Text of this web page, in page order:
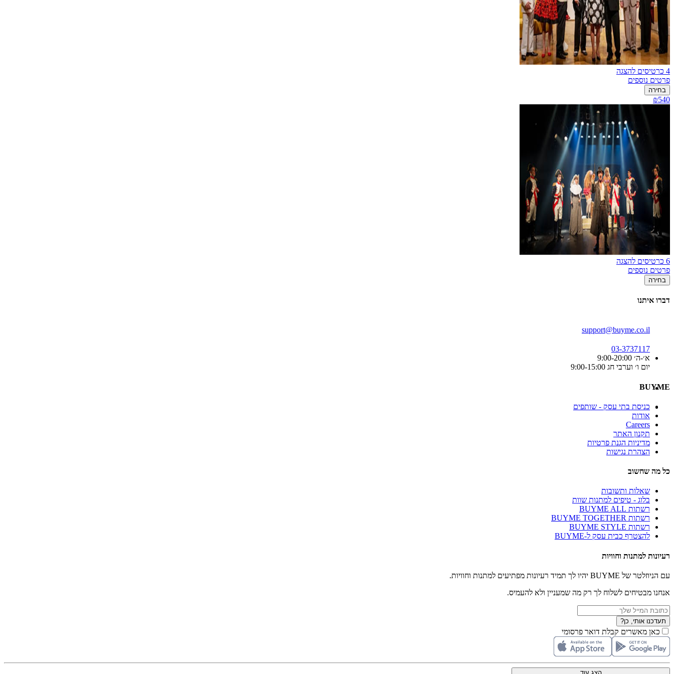
4 כרטיסים להצגה
פרטים נוספים
בחירה
₪540
6 כרטיסים להצגה
פרטים נוספים
בחירה
דברו איתנו
support@buyme.co.il
03-3737117
א׳-ה׳ 9:00-20:00
יום ו׳ וערבי חג 9:00-15:00
BUYME
כניסת בתי עסק - שותפים
אודות
Careers
תקנון האתר
מדיניות הגנת פרטיות
הצהרת נגישות
כל מה שחשוב
שאלות ותשובות
בלוג - טיפים למתנות שוות
רשתות BUYME ALL
רשתות BUYME TOGETHER
רשתות BUYME STYLE
להצטרף כבית עסק ל-BUYME
רעיונות למתנות וחוויות
עם הניוזלטר של BUYME יהיו לך תמיד רעיונות מפתיעים למתנות וחוויות.
אנחנו מבטיחים לשלוח לך רק מה שמעניין ולא להעמיס.
תעדכנו אותי, כן?
כאן מאשרים קבלת דואר פרסומי